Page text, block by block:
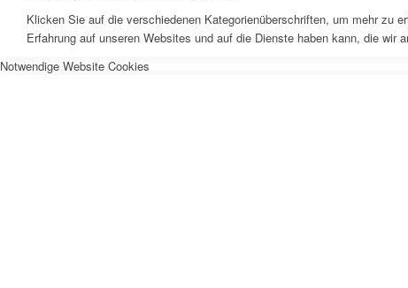
Klicken Sie auf die verschiedenen Kategorienüberschriften, um mehr zu
Erfahrung auf unseren Websites und auf die Dienste haben kann, die wir
Notwendige Website Cookies